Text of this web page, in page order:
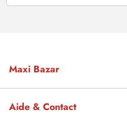
Maxi Bazar
Aide & Contact